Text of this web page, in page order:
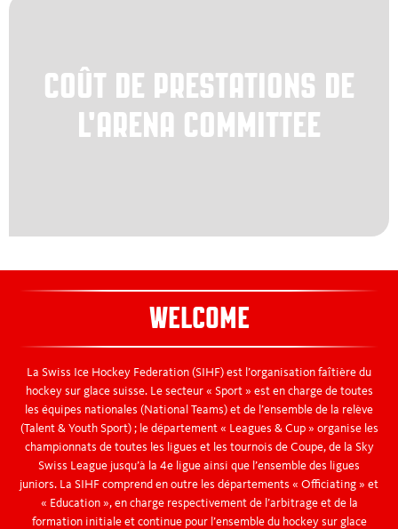
COÛT DE PRESTATIONS DE
L'ARENA COMMITTEE
WELCOME
La Swiss Ice Hockey Federation (SIHF) est l’organisation faîtière du
hockey sur glace suisse. Le secteur « Sport » est en charge de toutes
les équipes nationales (National Teams) et de l’ensemble de la relève
(Talent & Youth Sport) ; le département « Leagues & Cup » organise les
championnats de toutes les ligues et les tournois de Coupe, de la Sky
Swiss League jusqu’à la 4e ligue ainsi que l’ensemble des ligues
juniors. La SIHF comprend en outre les départements « Officiating » et
« Education », en charge respectivement de l’arbitrage et de la
formation initiale et continue pour l’ensemble du hockey sur glace